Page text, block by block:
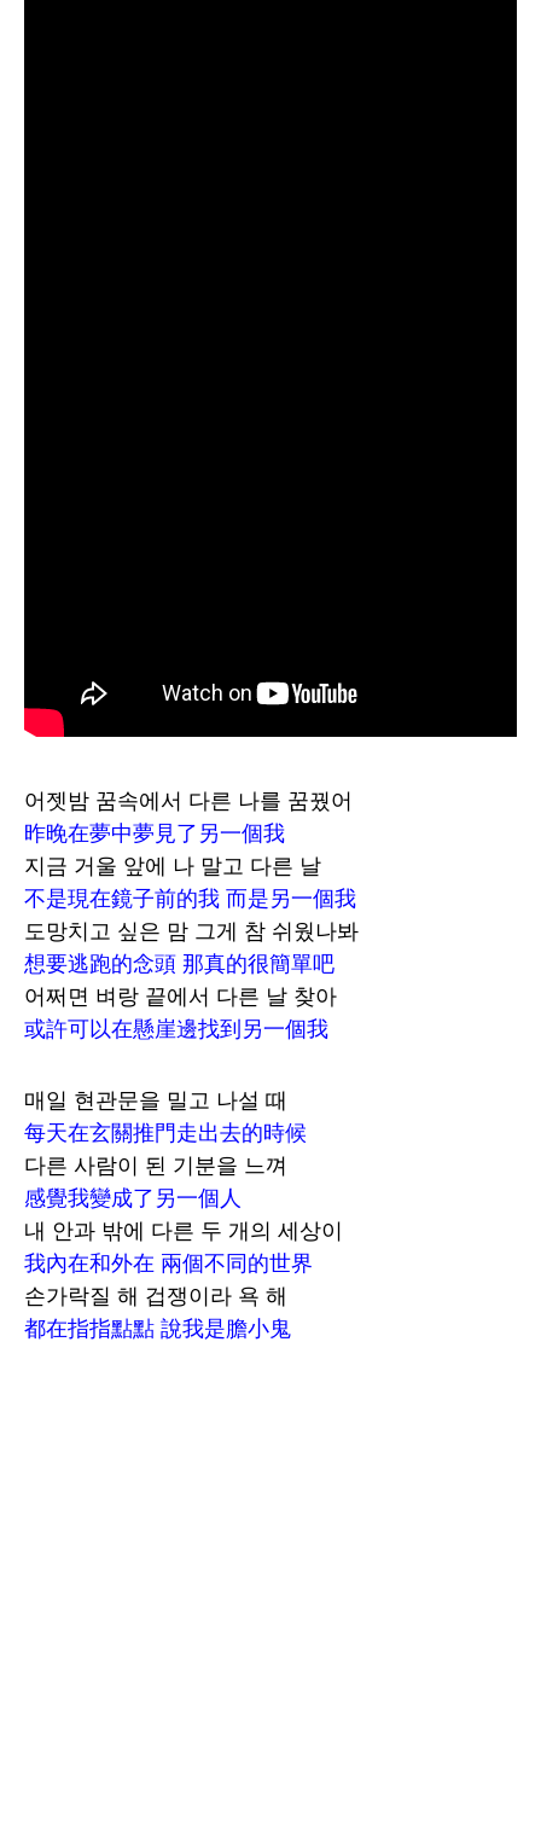
어젯밤 꿈속에서 다른 나를 꿈꿨어
昨晚在夢中夢見了另一個我
지금 거울 앞에 나 말고 다른 날
不是現在鏡子前的我 而是另一個我
도망치고 싶은 맘 그게 참 쉬웠나봐
想要逃跑的念頭 那真的很簡單吧
어쩌면 벼랑 끝에서 다른 날 찾아
或許可以在懸崖邊找到另一個我
매일 현관문을 밀고 나설 때
每天在玄關推門走出去的時候
다른 사람이 된 기분을 느껴
感覺我變成了另一個人
내 안과 밖에 다른 두 개의 세상이
我內在和外在 兩個不同的世界
손가락질 해 겁쟁이라 욕 해
都在指指點點 說我是膽小鬼